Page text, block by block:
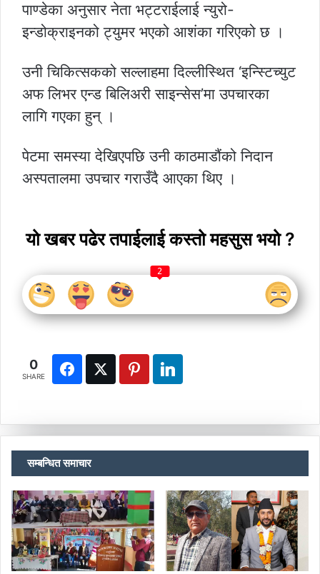
पाण्डेका अनुसार नेता भट्टराईलाई न्युरो-
इन्डोक्राइनको ट्युमर भएको आशंका गरिएको छ ।
उनी चिकित्सकको सल्लाहमा दिल्लीस्थित ‘इन्स्टिच्युट
अफ लिभर एन्ड बिलिअरी साइन्सेस’मा उपचारका
लागि गएका हुन् ।
पेटमा समस्या देखिएपछि उनी काठमाडौंको निदान
अस्पतालमा उपचार गराउँदै आएका थिए ।
यो खबर पढेर तपाईलाई कस्तो महसुस भयो ?
2
0
SHARE
सम्बन्धित समाचार